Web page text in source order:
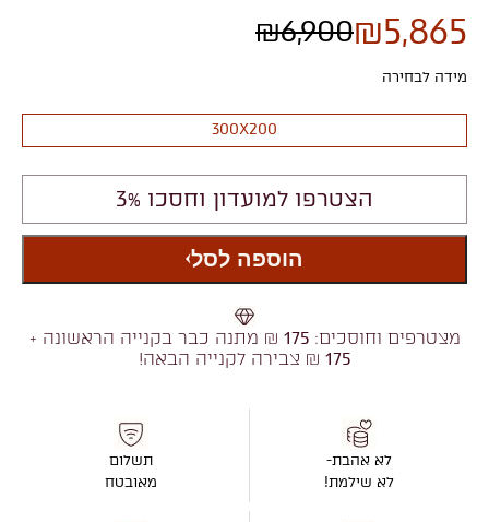
₪6,900₪5,865
מידה לבחירה
300X200
הצטרפו למועדון וחסכו 3%
הוספה לסל
מצטרפים וחוסכים:175 ₪ מתנה כבר בקנייה הראשונה +
175 ₪ צבירה לקנייה הבאה!
לא אהבת-
לא שילמת!
תשלום
מאובטח